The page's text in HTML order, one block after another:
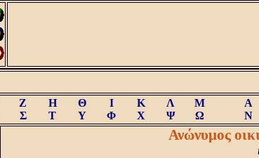
Ζ Η Θ Ι Κ Λ
Μ
Σ Τ Υ Φ Χ Ψ Ω
A
N
Ανώνυμος